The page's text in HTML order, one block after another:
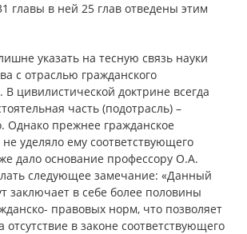
главы в ней 25 глав отведены этим
указать на тесную связь науки
с отраслью гражданского
В цивилистической доктрине всегда
часть (подотрасль) –
Однако прежнее гражданское
не уделяло ему соответствующего
дало основание профессору О.А.
следующее замечание: «Данный
заключает в себе более половины
правовых норм, что позволяет
отсутствие в законе соответствующего